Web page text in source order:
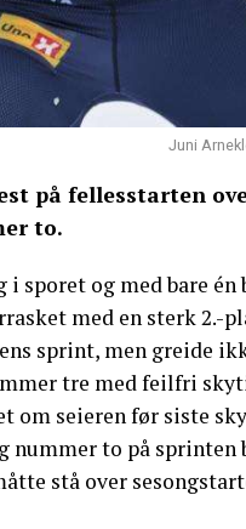
Juni
på fellesstarten
to.
sporet og med bare
med en sterk 2.-
sprint, men greide
tre med feilfri
om seieren før siste
nummer to på
stå over